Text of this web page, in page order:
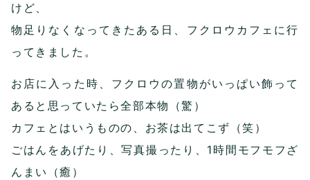
けど、
物足りなくなってきたある日、フクロウカフェに行
ってきました。
お店に入った時、フクロウの置物がいっぱい飾って
あると思っていたら全部本物（驚）
カフェとはいうものの、お茶は出てこず（笑）
ごはんをあげたり、写真撮ったり、1時間モフモフざ
んまい（癒）